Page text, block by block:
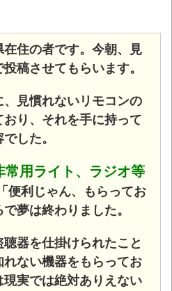
住の者です。 今朝、見
稿させてもらいます。
見慣れないリモコンの
り、それを手に持って
した。
常用ライト、ラジオ等
便利じゃん、もらってお
夢は終わりました。
器を仕掛けられたこと
ない機器をもらってお
実では絶対ありえない